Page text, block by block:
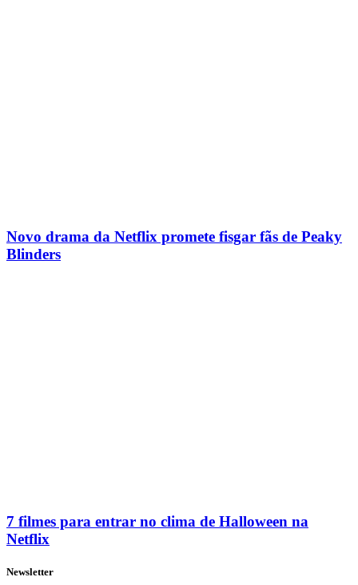
Novo drama da Netflix promete fisgar fãs de Peaky
Blinders
7 filmes para entrar no clima de Halloween na
Netflix
Newsletter